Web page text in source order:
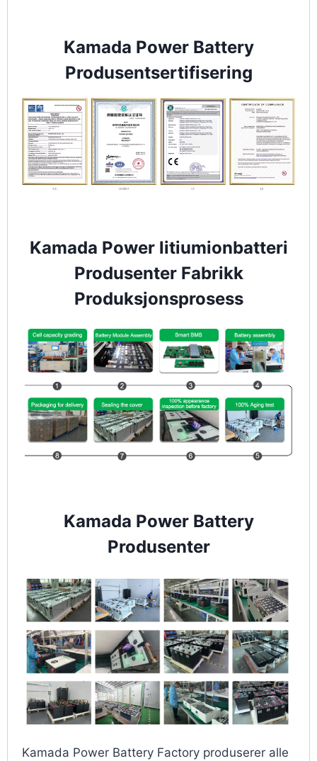
Kamada Power Battery
Produsentsertifisering
Kamada Power litiumionbatteri
Produsenter Fabrikk
Produksjonsprosess
Kamada Power Battery
Produsenter
Kamada Power Battery Factory produserer alle